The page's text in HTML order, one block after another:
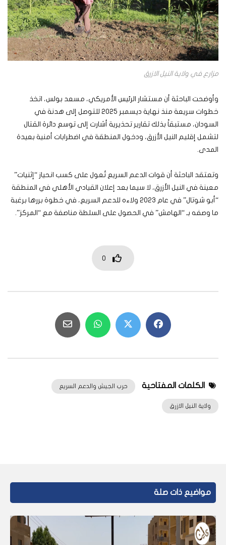
مزارع في ولاية النيل الازرق
وأوضحت الباحثة أن مستشار الرئيس الأمريكي، مسعد بولس، اتخذ
خطوات سريعة منذ نهاية ديسمبر 2025 للتوصل إلى هدنة في
السودان، مستبقاً بذلك تقارير تحذيرية أشارت إلى توسع دائرة القتال
لتشمل إقليم النيل الأزرق، ودخول المنطقة في اضطرابات أمنية بعيدة
المدى.
وتعتقد الباحثة أن قوات الدعم السريع تُعول على كسب انحياز “إثنيات”
معينة في النيل الأزرق، لا سيما بعد إعلان القيادي الأهلي في المنطقة
“أبو شوتال” في عام 2023 ولاءه للدعم السريع، في خطوة بررها برغبة
ما وصفه بـ “الهامش” في الحصول على السلطة مناصفة مع “المركز”.
0
الكلمات المفتاحية حرب الجيش والدعم السريع
ولاية النيل الازرق
مواضيع ذات صلة